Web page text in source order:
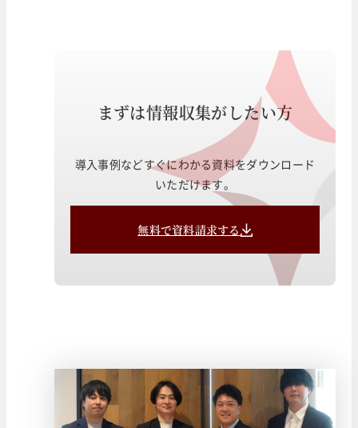
まずは情報収集がしたい方
導入事例などすぐにわかる資料をダウンロード
いただけます。
無料で資料請求する